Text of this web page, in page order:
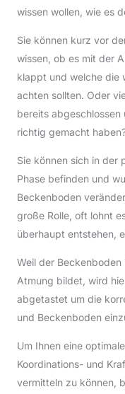
wissen wollen, wie es
Sie können kurz vor
wissen, ob es mit der
klappt und welche die
achten sollten. Oder
bereits abgeschlossen
richtig gemacht
Sie können sich in der
Phase befinden und
Beckenboden
große Rolle, oft lohnt
überhaupt entstehen,
Weil der
Atmung bildet, wird
abgetastet um die
und Beckenboden
Um Ihnen eine
Koordinations- und
vermitteln zu können,